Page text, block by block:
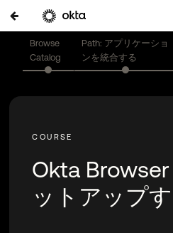
Browse
Catalog
Path: アプリケーショ
ンを統合する
Okta
ットアップ